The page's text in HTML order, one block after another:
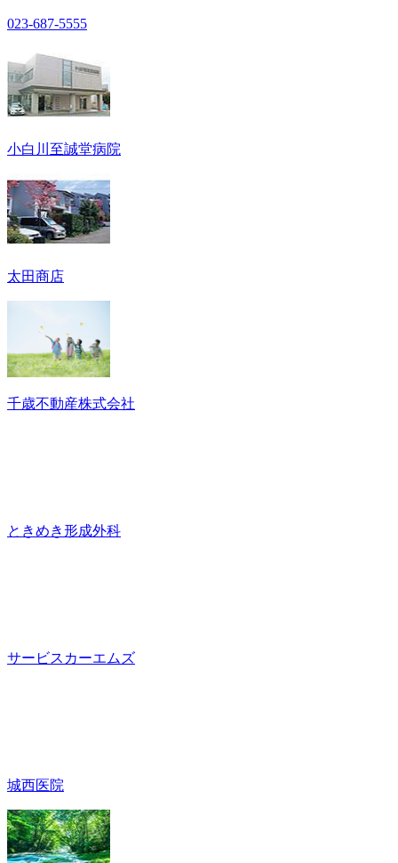
023-687-5555
小白川至誠堂病院
太田商店
千歳不動産株式会社
ときめき形成外科
サービスカーエムズ
城西医院